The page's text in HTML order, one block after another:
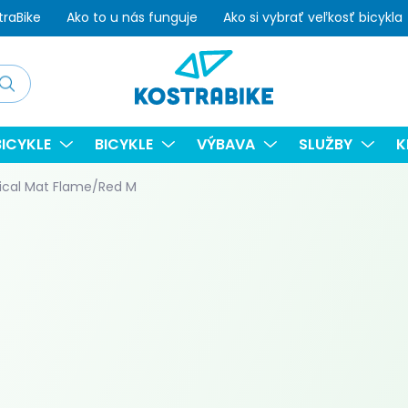
Ako to u nás funguje Ako si vybrať veľkosť bicykla
BICYKLE VÝBAVA SLUŽBY
Mat Flame/Red M